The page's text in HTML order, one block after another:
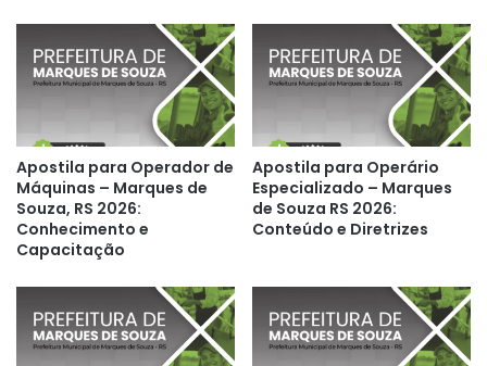
Apostila para Operador de
Máquinas – Marques de
Souza, RS 2026:
Conhecimento e
Capacitação
Apostila para Operário
Especializado – Marques
de Souza RS 2026:
Conteúdo e Diretrizes